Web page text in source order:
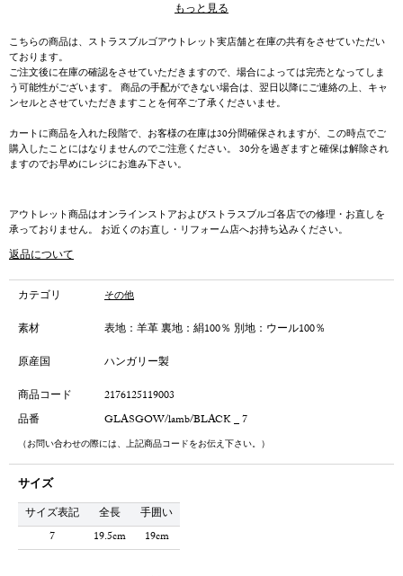
は、シンプルなコーディネートに華やかさを加え、アクセントとしても楽し
リッシュに仕上がります。
もっと見る
こちらの商品は、ストラスブルゴアウトレット実店舗と在庫の共有をさせていただい
ております。
ご注文後に在庫の確認をさせていただきますので、場合によっては完売となってしま
う可能性がございます。 商品の手配ができない場合は、翌日以降にご連絡の上、キャ
ンセルとさせていただきますことを何卒ご了承くださいませ。
カートに商品を入れた段階で、お客様の在庫は30分間確保されますが、この時点でご
購入したことにはなりませんのでご注意ください。 30分を過ぎますと確保は解除され
ますのでお早めにレジにお進み下さい。
アウトレット商品はオンラインストアおよびストラスブルゴ各店での修理・お直しを
承っておりません。 お近くのお直し・リフォーム店へお持ち込みください。
返品について
カテゴリ その他
素材
表地：羊革 裏地：絹100％ 別地：ウール100％
原産国
ハンガリー製
商品コード
2176125119003
品番
GLASGOW/lamb/BLACK _ 7
（お問い合わせの際には、上記商品コードをお伝え下さい。）
サイズ
サイズ表記 全長
手囲い
7
19.5cm 19cm